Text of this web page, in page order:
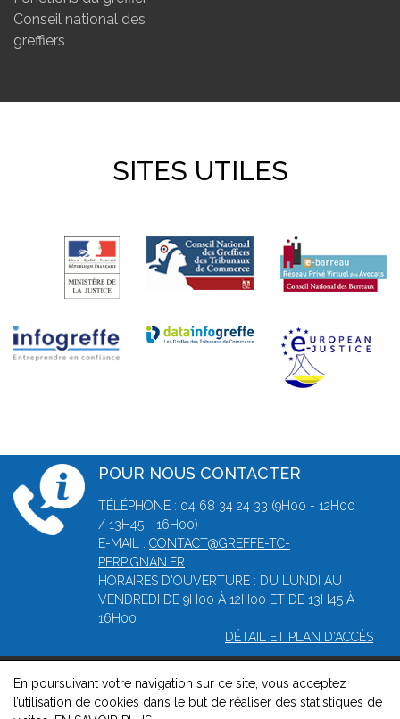
Conseil national des
greffiers
SITES UTILES
POUR NOUS CONTACTER
TÉLÉPHONE : 04 68 34 24 33 (9H00 - 12H00
/ 13H45 - 16H00)
E-MAIL : CONTACT@GREFFE-TC-
PERPIGNAN.FR
HORAIRES D'OUVERTURE : DU LUNDI AU
VENDREDI DE 9H00 À 12H00 ET DE 13H45 À
16H00
DÉTAIL ET PLAN D'ACCÈS
© 2026, Greffe du tribunal de Commerce de Perpignan -
Mentions légales-Contact -Gestion des cookies-Politique de
En poursuivant votre navigation sur ce site, vous acceptez
l’utilisation de cookies dans le but de réaliser des statistiques de